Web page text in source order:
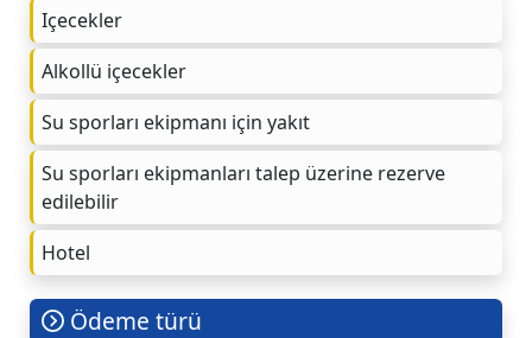
Içecekler
Alkollü içecekler
Su sporları ekipmanı için yakıt
Su sporları ekipmanları talep üzerine rezerve
edilebilir
Hotel
Ödeme türü